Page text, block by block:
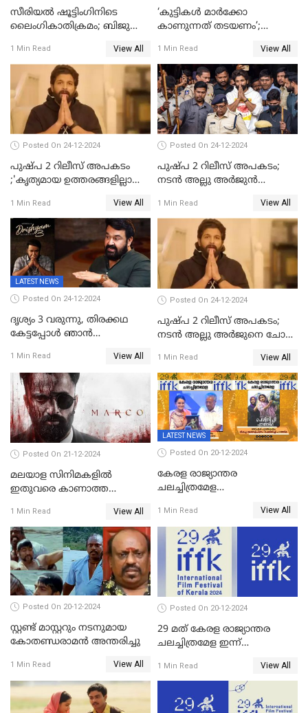
സീരിയല്‍ ഷൂട്ടിംഗിനിടെ
ലൈംഗികാതിക്രമം; ബിജു
ശ്രീകുമാറിനുമെതിരെ കേസ്
1 Min Read View All
‘കുട്ടികൾ മാർക്കോ
കാണുന്നത് തടയണം’;
മാതാപിതാക്കൾക്കൊപ്പം
കുട്ടികളുമെത്തുന്നു;
മുഖ്യമന്ത്രിക്ക് പരാതി നൽകി
കെപിസിസി അംഗം
1 Min Read View All
Posted On 24-12-2024
പുഷ്‌പ 2 റിലീസ് അപകടം
;'കൃത്യമായ ഉത്തരങ്ങളില്ലാതെ
1 Min Read View All
Posted On 24-12-2024
പുഷ്പ 2 റിലീസ് അപകടം;
നടന്‍ അല്ലു അര്‍ജുൻ
മുന്നിൽ ഹാജരായി
1 Min Read View All
LATEST NEWS
Posted On 24-12-2024
ദൃശ്യം 3 വരുന്നു, തിരക്കഥ
കേട്ടപ്പോള്‍ ഞാന്‍
സ്ഥിരീകരിച്ച് മോഹൻലാൽ
1 Min Read View All
Posted On 24-12-2024
പുഷ്പ 2 റിലീസ് അപകടം;
നടന്‍ അല്ലു അര്‍ജുനെ ചോദ്യം
1 Min Read View All
Posted On 21-12-2024
മലയാള സിനിമകളിൽ
ഇതുവരെ കാണാത്ത
മുകുന്ദൻ ചിത്രം മാർക്കോ
1 Min Read View All
LATEST NEWS
Posted On 20-12-2024
കേരള രാജ്യാന്തര
ചലച്ചിത്രമേള
സിനിമ അവാര്‍ഡ്
സംവിധായിക പായല്‍
കപാഡിയയ്ക്ക് സമ്മാനിച്ചു;
ഫെമിനിച്ചി ഫാത്തിമയ്ക്ക്
അഞ്ച് പുരസ്കാരം
1 Min Read View All
Posted On 20-12-2024
സ്റ്റണ്ട് മാസ്റ്ററും നടനുമായ
കോതണ്ഡരാമൻ അന്തരിച്ചു
1 Min Read View All
Posted On 20-12-2024
29 മത് കേരള രാജ്യാന്തര
ചലച്ചിത്രമേള ഇന്ന്
1 Min Read View All